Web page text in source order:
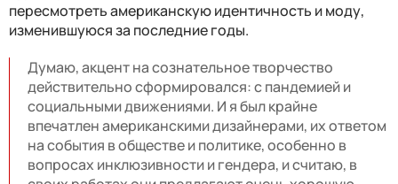
пересмотреть американскую идентичность и моду,
изменившуюся за последние годы.
Думаю, акцент на сознательное творчество
действительно сформировался: с пандемией и
социальными движениями. И я был крайне
впечатлен американскими дизайнерами, их ответом
на события в обществе и политике, особенно в
вопросах инклюзивности и гендера, и считаю, в